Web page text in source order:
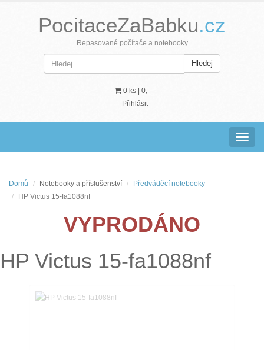
PocitaceZaBabku.cz
Repasované počítače a notebooky
Hledej
0 ks | 0,-
Přihlásit
Domů Notebooky a příslušenství
Předváděcí notebooky
HP Victus 15-fa1088nf
VYPRODÁNO
HP Victus 15-fa1088nf